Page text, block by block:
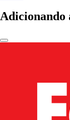
Adicionando